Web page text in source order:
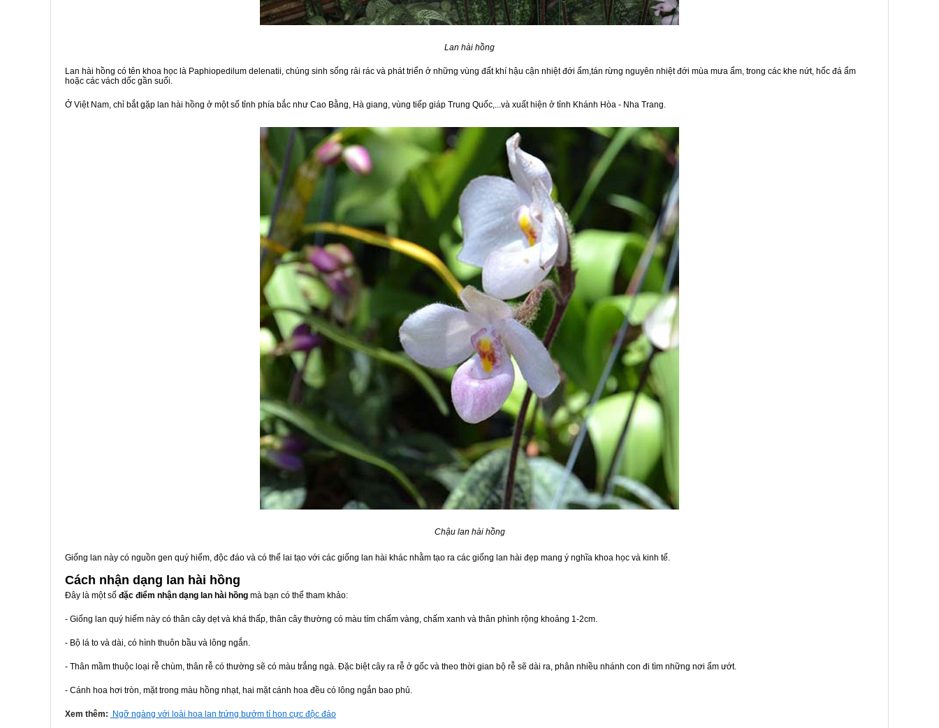
Lan hài hồng
Lan hài hồng có tên khoa học là Paphiopedilum delenatii, chúng sinh sống rải rác và phát triển ở những vùng đất khí hậu cận nhiệt đới ẩm,tán rừng nguyên nhiệt đới mùa mưa ẩm, trong các khe nứt, hốc đá ẩm
hoặc các vách dốc gần suối.
Ở Việt Nam, chỉ bắt gặp lan hài hồng ở một số tỉnh phía bắc như Cao Bằng, Hà giang, vùng tiếp giáp Trung Quốc,...và xuất hiện ở tỉnh Khánh Hòa - Nha Trang.
Chậu lan hài hồng
Giống lan này có nguồn gen quý hiếm, độc đáo và có thể lai tạo với các giống lan hài khác nhằm tạo ra các giống lan hài đẹp mang ý nghĩa khoa học và kinh tế.
Cách nhận dạng lan hài hồng
Đây là một số đặc điểm nhận dạng lan hài hồng mà bạn có thể tham khảo:
- Giống lan quý hiếm này có thân cây dẹt và khá thấp, thân cây thường có màu tím chấm vàng, chấm xanh và thân phình rộng khoảng 1-2cm.
- Bộ lá to và dài, có hình thuôn bầu và lông ngắn.
- Thân mầm thuộc loại rễ chùm, thân rễ có thường sẽ có màu trắng ngà. Đặc biệt cây ra rễ ở gốc và theo thời gian bộ rễ sẽ dài ra, phân nhiều nhánh con đi tìm những nơi ẩm ướt.
- Cánh hoa hơi tròn, mặt trong màu hồng nhạt, hai mặt cánh hoa đều có lông ngắn bao phủ.
Xem thêm: Ngỡ ngàng với loài hoa lan trứng bướm tí hon cực độc đáo